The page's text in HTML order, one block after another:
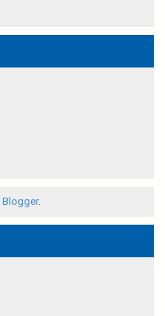
Blogger.